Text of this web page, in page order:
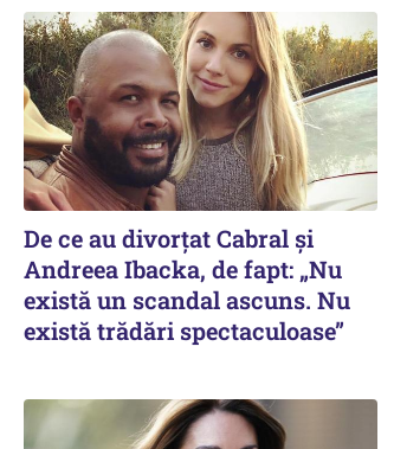
De ce au divorțat Cabral și
Andreea Ibacka, de fapt: „Nu
există un scandal ascuns. Nu
există trădări spectaculoase”